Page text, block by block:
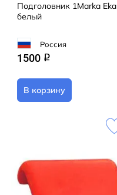
Подголовник 1Marka Eka
белый
Россия
1500 q
В корзину